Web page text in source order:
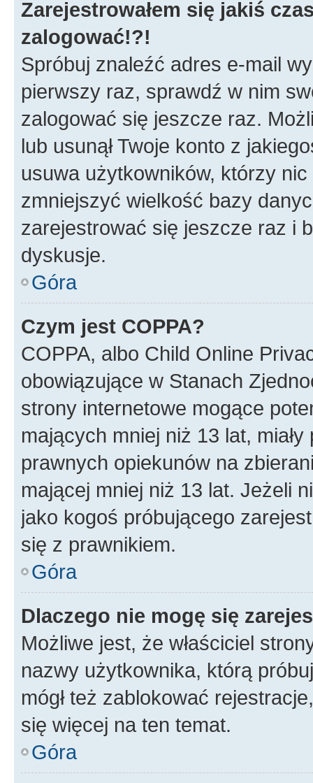
Zarejestrowałem się jakiś
zalogować!?!
Spróbuj znaleźć adres e-mail
pierwszy raz, sprawdź w nim
zalogować się jeszcze raz.
lub usunął Twoje konto z
usuwa użytkowników, którzy
zmniejszyć wielkość bazy
zarejestrować się jeszcze raz i
dyskusje.
Góra
Czym jest COPPA?
COPPA, albo Child Online
obowiązujące w Stanach
strony internetowe mogące
mających mniej niż 13 lat,
prawnych opiekunów na
mającej mniej niż 13 lat. Jeżeli
jako kogoś próbującego
się z prawnikiem.
Góra
Dlaczego nie mogę się
Możliwe jest, że właściciel
nazwy użytkownika, którą
mógł też zablokować
się więcej na ten temat.
Góra